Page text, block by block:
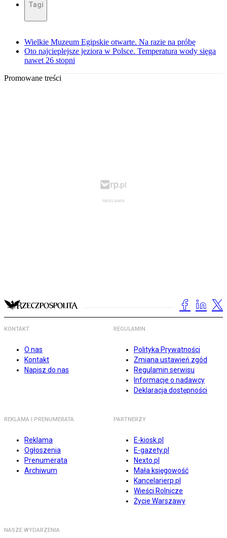
Tagi
Wielkie Muzeum Egipskie otwarte. Na razie na próbę
Oto najcieplejsze jeziora w Polsce. Temperatura wody sięga
nawet 26 stopni
Promowane treści
KONTAKT
O nas
Kontakt
Napisz do nas
REGULAMIN
Polityka Prywatności
Zmiana ustawień zgód
Regulamin serwisu
Informacje o nadawcy
Deklaracja dostępności
REKLAMA I PRENUMERATA
Reklama
Ogłoszenia
Prenumerata
Archiwum
PARTNERZY
E-kiosk.pl
E-gazety.pl
Nexto.pl
Mała księgowość
Kancelarierp.pl
Wieści Rolnicze
Życie Warszawy
NASZE WYDARZENIA